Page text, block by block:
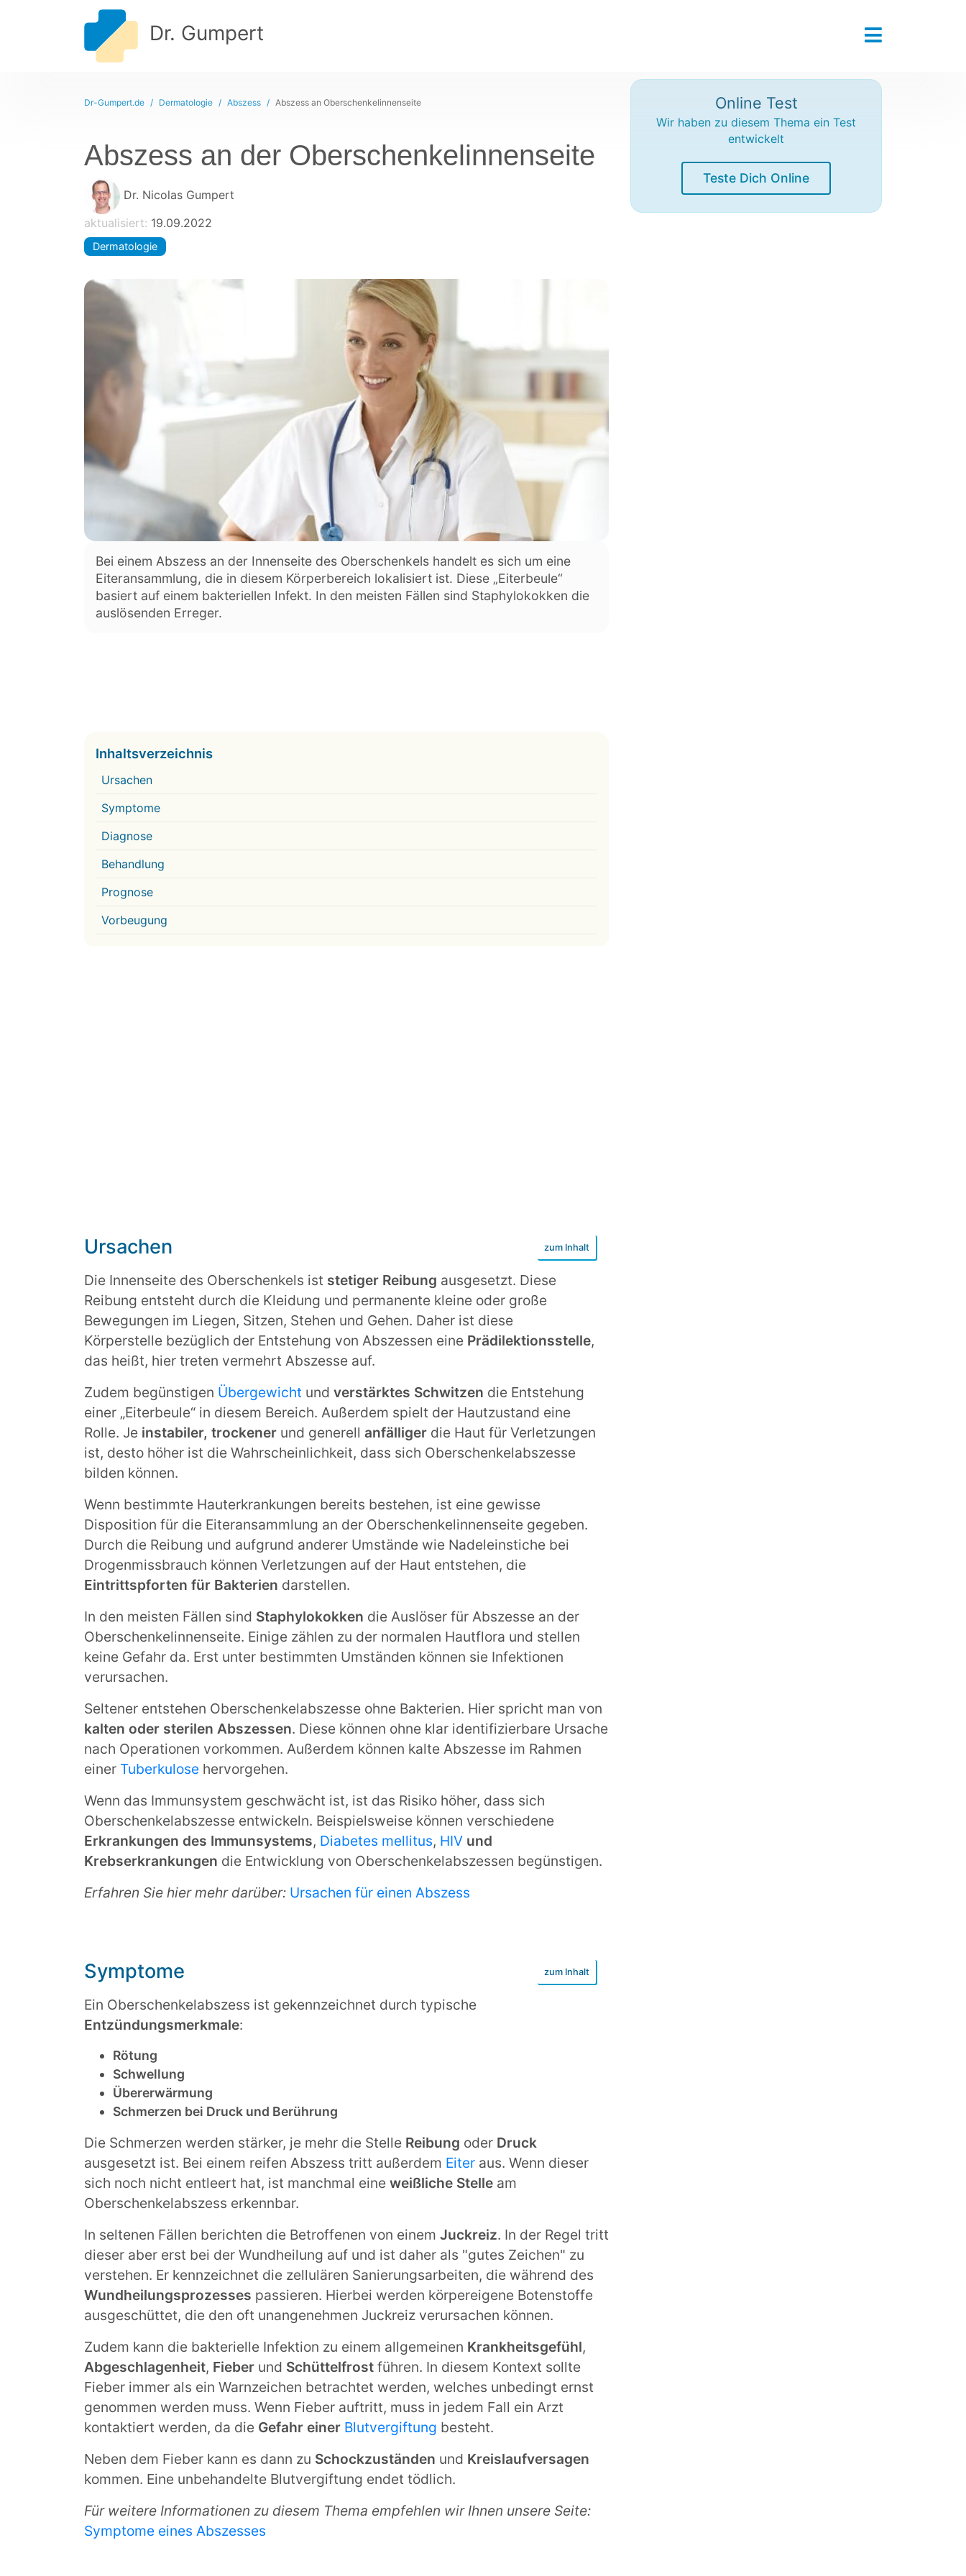
Dr. Gumpert
Dr-Gumpert.de Dermatologie Abszess Abszess an Oberschenkelinnenseite
Abszess an der Oberschenkelinnenseite
Dr. Nicolas Gumpert
aktualisiert: 19.09.2022
Dermatologie
Bei einem Abszess an der Innenseite des Oberschenkels handelt es sich um eine
Eiteransammlung, die in diesem Körperbereich lokalisiert ist. Diese „Eiterbeule“
basiert auf einem bakteriellen Infekt. In den meisten Fällen sind Staphylokokken die
auslösenden Erreger.
Inhaltsverzeichnis
Ursachen
Symptome
Diagnose
Behandlung
Prognose
Vorbeugung
Ursachen
Die Innenseite des Oberschenkels ist stetiger Reibung ausgesetzt. Diese
Reibung entsteht durch die Kleidung und permanente kleine oder große
Bewegungen im Liegen, Sitzen, Stehen und Gehen. Daher ist diese
Körperstelle bezüglich der Entstehung von Abszessen eine Prädilektionsstelle,
das heißt, hier treten vermehrt Abszesse auf.
Zudem begünstigen Übergewicht und verstärktes Schwitzen die Entstehung
einer „Eiterbeule“ in diesem Bereich. Außerdem spielt der Hautzustand eine
Rolle. Je instabiler, trockener und generell anfälliger die Haut für Verletzungen
ist, desto höher ist die Wahrscheinlichkeit, dass sich Oberschenkelabszesse
bilden können.
Wenn bestimmte Hauterkrankungen bereits bestehen, ist eine gewisse
Disposition für die Eiteransammlung an der Oberschenkelinnenseite gegeben.
Durch die Reibung und aufgrund anderer Umstände wie Nadeleinstiche bei
Drogenmissbrauch können Verletzungen auf der Haut entstehen, die
Eintrittspforten für Bakterien darstellen.
In den meisten Fällen sind Staphylokokken die Auslöser für Abszesse an der
Oberschenkelinnenseite. Einige zählen zu der normalen Hautflora und stellen
keine Gefahr da. Erst unter bestimmten Umständen können sie Infektionen
verursachen.
Seltener entstehen Oberschenkelabszesse ohne Bakterien. Hier spricht man von
kalten oder sterilen Abszessen. Diese können ohne klar identifizierbare Ursache
nach Operationen vorkommen. Außerdem können kalte Abszesse im Rahmen
einer Tuberkulose hervorgehen.
Wenn das Immunsystem geschwächt ist, ist das Risiko höher, dass sich
Oberschenkelabszesse entwickeln. Beispielsweise können verschiedene
Erkrankungen des Immunsystems, Diabetes mellitus, HIV und
Krebserkrankungen die Entwicklung von Oberschenkelabszessen begünstigen.
Erfahren Sie hier mehr darüber: Ursachen für einen Abszess
Symptome
Ein Oberschenkelabszess ist gekennzeichnet durch typische
Entzündungsmerkmale:
Rötung
Schwellung
Übererwärmung
Schmerzen bei Druck und Berührung
Die Schmerzen werden stärker, je mehr die Stelle Reibung oder Druck
ausgesetzt ist. Bei einem reifen Abszess tritt außerdem Eiter aus. Wenn dieser
sich noch nicht entleert hat, ist manchmal eine weißliche Stelle am
Oberschenkelabszess erkennbar.
In seltenen Fällen berichten die Betroffenen von einem Juckreiz. In der Regel tritt
dieser aber erst bei der Wundheilung auf und ist daher als "gutes Zeichen" zu
verstehen. Er kennzeichnet die zellulären Sanierungsarbeiten, die während des
Wundheilungsprozesses passieren. Hierbei werden körpereigene Botenstoffe
ausgeschüttet, die den oft unangenehmen Juckreiz verursachen können.
Zudem kann die bakterielle Infektion zu einem allgemeinen Krankheitsgefühl,
Abgeschlagenheit, Fieber und Schüttelfrost führen. In diesem Kontext sollte
Fieber immer als ein Warnzeichen betrachtet werden, welches unbedingt ernst
genommen werden muss. Wenn Fieber auftritt, muss in jedem Fall ein Arzt
kontaktiert werden, da die Gefahr einer Blutvergiftung besteht.
Neben dem Fieber kann es dann zu Schockzuständen und Kreislaufversagen
kommen. Eine unbehandelte Blutvergiftung endet tödlich.
Für weitere Informationen zu diesem Thema empfehlen wir Ihnen unsere Seite:
Symptome eines Abszesses
Online Test
Wir haben zu diesem Thema ein Test
entwickelt
Teste Dich Online